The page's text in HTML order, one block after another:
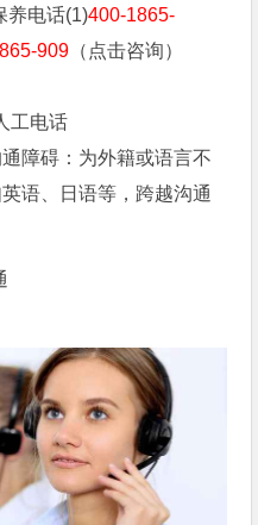
养电话(1)400-1865-
909 （点击咨询）
工电话
障碍：为外籍或语言不
语、日语等，跨越沟通